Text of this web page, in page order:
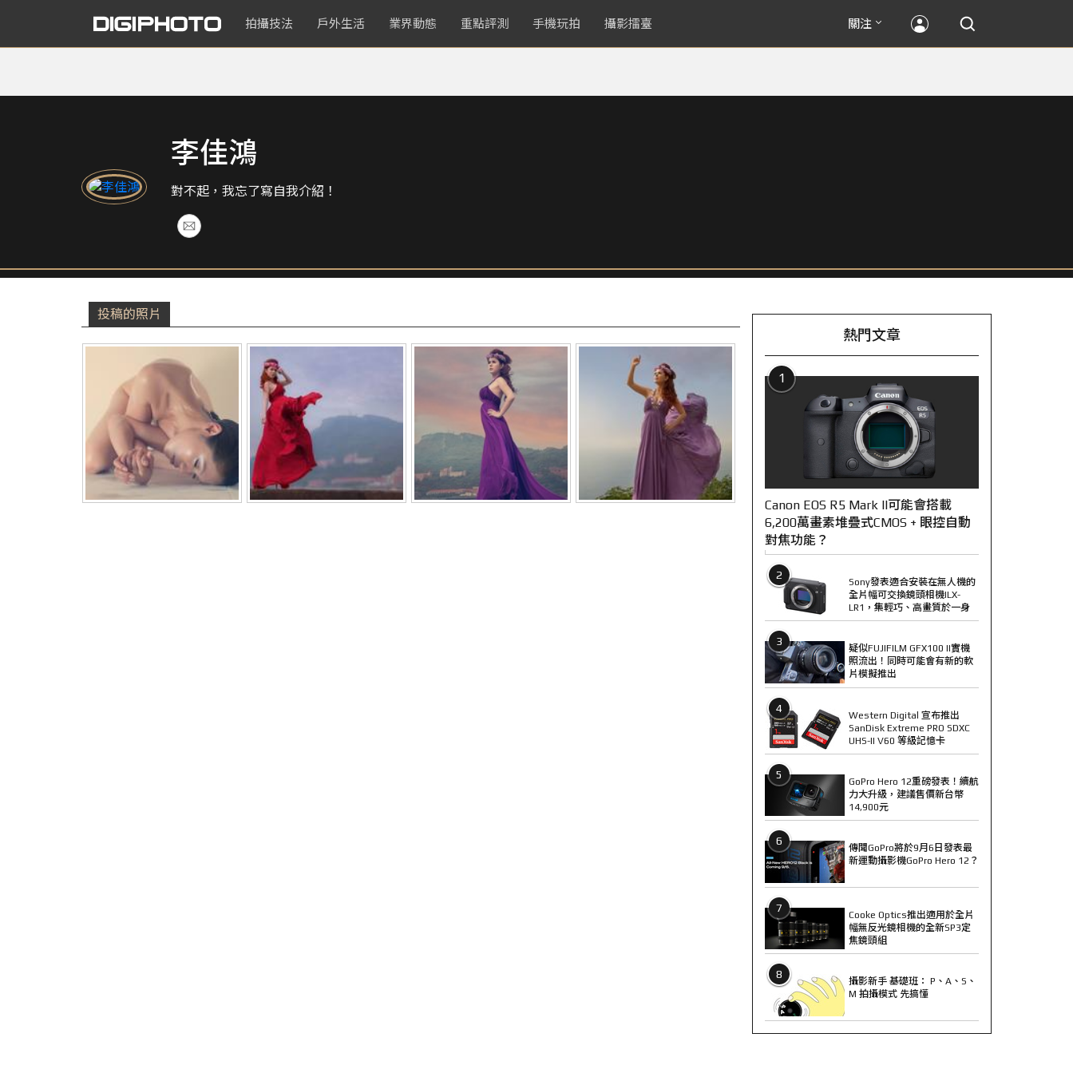
拍攝技法 戶外生活 業界動態 重點評測 手機玩拍 攝影擂臺 關注
李佳鴻
對不起，我忘了寫自我介紹！
投稿的照片
熱門文章
1
Canon EOS R5 Mark II可能會搭載
6,200萬畫素堆疊式CMOS + 眼控自動
對焦功能？
2
Sony發表適合安裝在無人機的
全片幅可交換鏡頭相機ILX-
LR1，集輕巧、高畫質於一身
3
疑似FUJIFILM GFX100 II實機
照流出！同時可能會有新的軟
片模擬推出
4
Western Digital 宣布推出
SanDisk Extreme PRO SDXC
UHS-II V60 等級記憶卡
5
GoPro Hero 12重磅發表！續航
力大升級，建議售價新台幣
14,900元
6
傳聞GoPro將於9月6日發表最
新運動攝影機GoPro Hero 12？
7
Cooke Optics推出適用於全片
幅無反光鏡相機的全新SP3定
焦鏡頭組
8
攝影新手 基礎班： P、A、S、
M 拍攝模式 先搞懂